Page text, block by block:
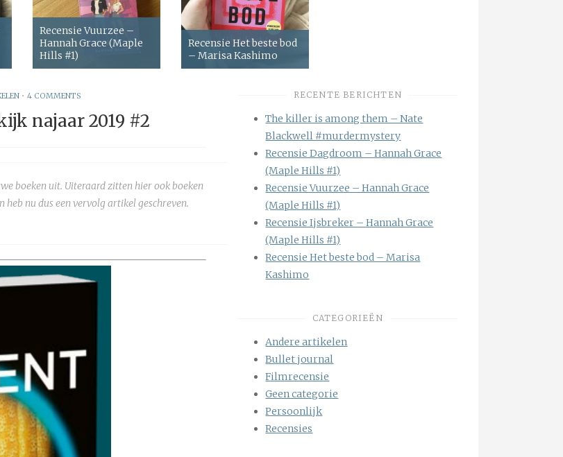
Recensie Vuurzee –
Hannah Grace (Maple
Hills #1)
Recensie Het beste bod
– Marisa Kashimo
•4 COMMENTS
najaar 2019 #2
boeken uit. Uiteraard zitten hier ook boeken
heb nu dus een vervolg artikel geschreven.
RECENTE BERICHTEN
The killer is among them – Nate
Blackwell #murdermystery
Recensie Dagdroom – Hannah Grace
(Maple Hills #1)
Recensie Vuurzee – Hannah Grace
(Maple Hills #1)
Recensie Ijsbreker – Hannah Grace
(Maple Hills #1)
Recensie Het beste bod – Marisa
Kashimo
CATEGORIEËN
Andere artikelen
Bullet journal
Filmrecensie
Geen categorie
Persoonlijk
Recensies